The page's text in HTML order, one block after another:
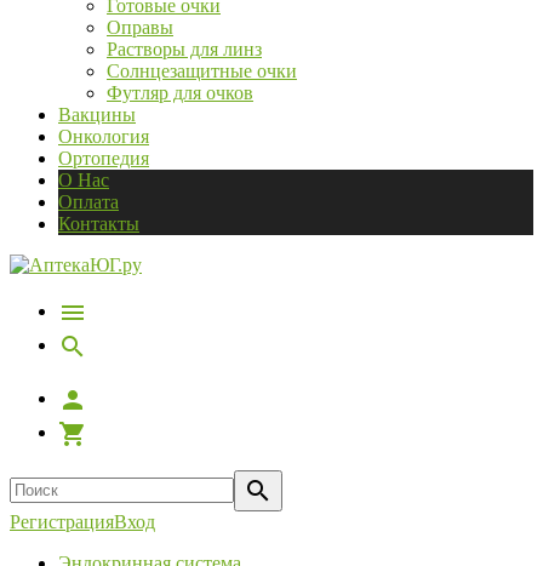
Готовые очки
Оправы
Растворы для линз
Солнцезащитные очки
Футляр для очков
Вакцины
Онкология
Ортопедия
О Нас
Оплата
Контакты
РегистрацияВход